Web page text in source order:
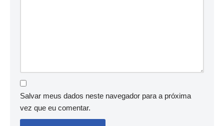
Salvar meus dados neste navegador para a próxima
vez que eu comentar.